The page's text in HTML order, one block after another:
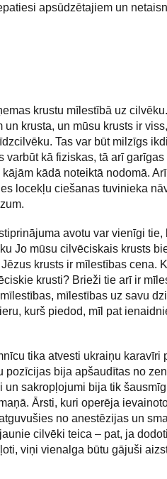
apsūdzētajiem un
krustu mīlestībā uz
krusta, un mūsu krusts ir
Tas var būt milzīgs
varbūt kā fiziskas, tā arī
kādā noteiktā nodomā.
locekļu ciešanas tuvinieka
avotu var vienīgi tie,
Jo mūsu cilvēciskais krusts
krusts ir mīlestības cena.
krusti? Brieži tie arī ir
mīlestības uz savu
kurš piedod, mīl pat
tika atvesti ukraiņu karavīri
pozīcijas bija apšaudītas no
un sakropļojumi bija tik
Ārsti, kuri operēja
no anestēzijas un
cilvēki teica – pat, ja
viņi vienalga būtu gājuši